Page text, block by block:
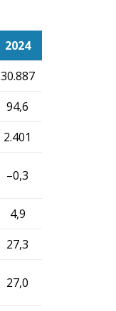
2024
30.887
94,6
2.401
–0,3
4,9
27,3
27,0